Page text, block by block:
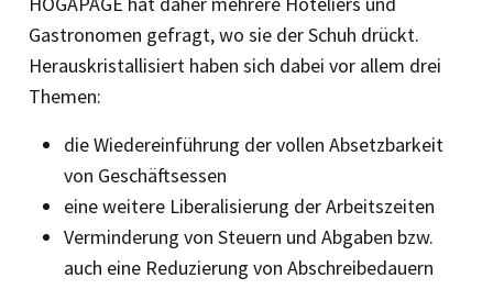
Gastronomen gefragt, wo sie der Schuh drückt.
Herauskristallisiert haben sich dabei vor allem drei
Themen:
die Wiedereinführung der vollen Absetzbarkeit
von Geschäftsessen
eine weitere Liberalisierung der Arbeitszeiten
Verminderung von Steuern und Abgaben bzw.
auch eine Reduzierung von Abschreibedauern